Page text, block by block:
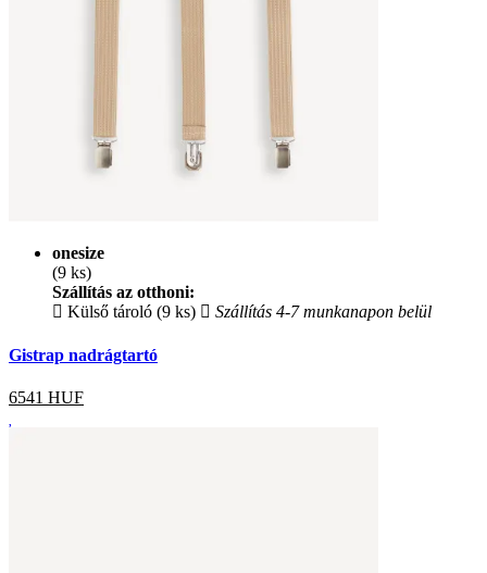
onesize
(9 ks)
Szállítás az otthoni:
Külső tároló (9 ks)
Szállítás 4-7 munkanapon belül
Gistrap nadrágtartó
6541 HUF